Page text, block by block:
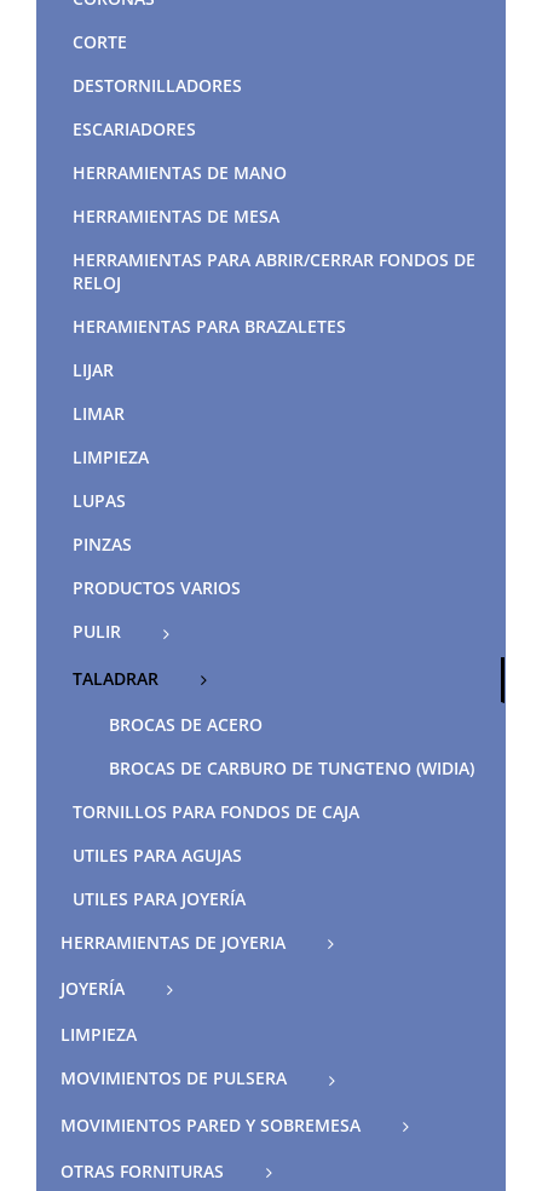
CORTE
DESTORNILLADORES
ESCARIADORES
HERRAMIENTAS DE MANO
HERRAMIENTAS DE MESA
HERRAMIENTAS PARA ABRIR/CERRAR FONDOS DE
RELOJ
HERAMIENTAS PARA BRAZALETES
LIJAR
LIMAR
LIMPIEZA
LUPAS
PINZAS
PRODUCTOS VARIOS
PULIR
TALADRAR
BROCAS DE ACERO
BROCAS DE CARBURO DE TUNGTENO (WIDIA)
TORNILLOS PARA FONDOS DE CAJA
UTILES PARA AGUJAS
UTILES PARA JOYERÍA
HERRAMIENTAS DE JOYERIA
JOYERÍA
LIMPIEZA
MOVIMIENTOS DE PULSERA
MOVIMIENTOS PARED Y SOBREMESA
OTRAS FORNITURAS